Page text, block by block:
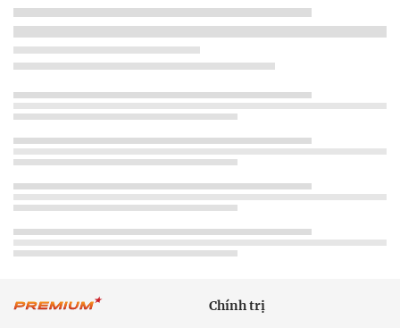
Chính trị